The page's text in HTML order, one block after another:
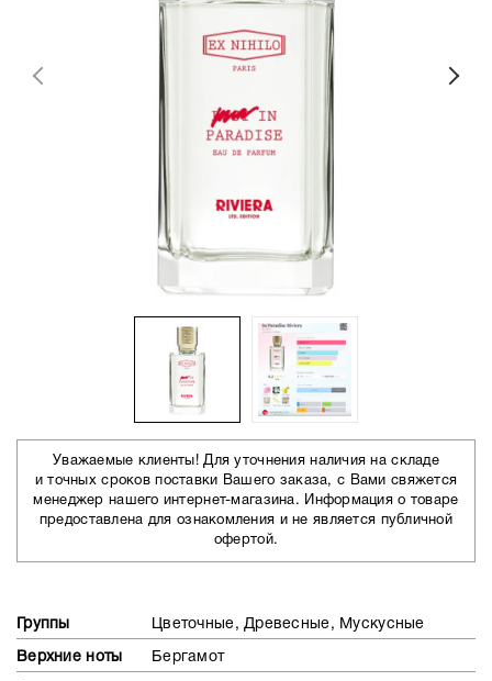
Уважаемые клиенты! Для уточнения наличия на складе
и точных сроков поставки Вашего заказа, с Вами свяжется
менеджер нашего интернет-магазина. Информация о товаре
предоставлена для ознакомления и не является публичной
офертой.
Группы Цветочные, Древесные, Мускусные
Верхние ноты Бергамот